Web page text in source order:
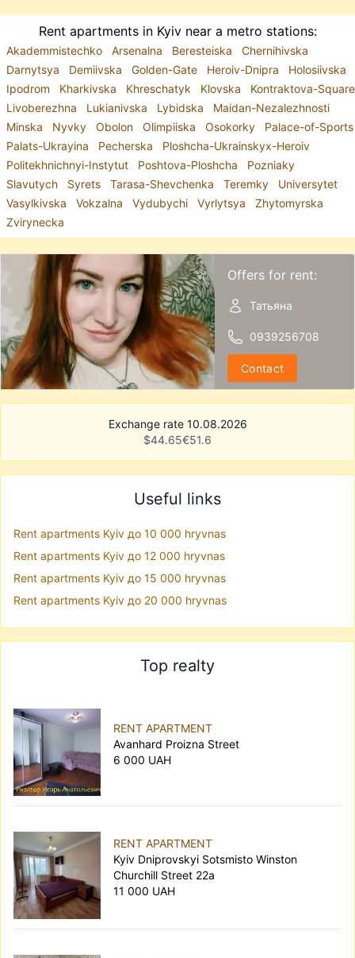
Rent apartments in Kyiv near a metro stations:
Akademmistechko Arsenalna Beresteiska
Chernihivska
Darnytsya
Demiivska Golden-Gate Heroiv-Dnipra
Holosiivska
Ipodrom
Kharkivska Khreschatyk Klovska
Kontraktova-Square
Livoberezhna
Lukianivska Lybidska
Maidan-Nezalezhnosti
Minska
Nyvky Obolon Olimpiiska Osokorky
Palace-of-Sports
Palats-Ukrayina
Pecherska
Ploshcha-Ukrainskyx-Heroiv
Politekhnichnyi-Instytut
Poshtova-Ploshcha
Pozniaky
Slavutych
Syrets Tarasa-Shevchenka Teremky
Universytet
Vasylkivska
Vokzalna Vydubychi Vyrlytsya
Zhytomyrska
Zvirynecka
Offers for rent:
Татьяна
0939256708
Contact
Exchange rate 10.08.2026
$44.65€51.6
Useful links
Rent apartments Kyiv до 10 000 hryvnas
Rent apartments Kyiv до 12 000 hryvnas
Rent apartments Kyiv до 15 000 hryvnas
Rent apartments Kyiv до 20 000 hryvnas
Top realty
RENT APARTMENT
Avanhard Proizna Street
6 000 UAH
RENT APARTMENT
Kyiv Dniprovskyi Sotsmisto Winston
Churchill Street 22а
11 000 UAH